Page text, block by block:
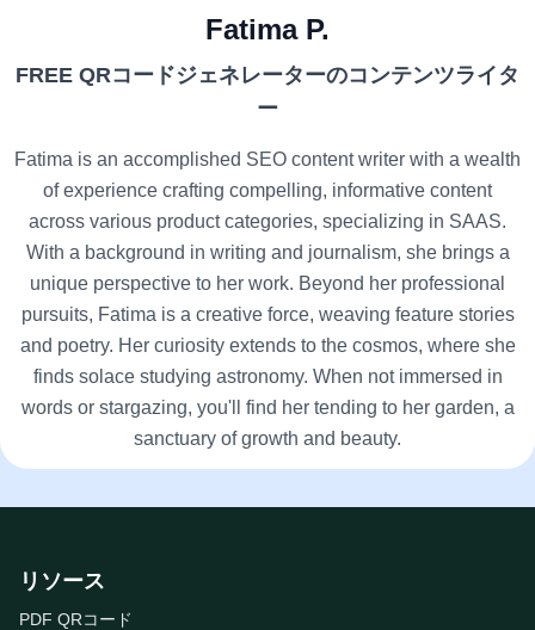
Fatima P.
FREE QRコードジェネレーターのコンテンツライタ
ー
Fatima is an accomplished SEO content writer with a wealth
of experience crafting compelling, informative content
across various product categories, specializing in SAAS.
With a background in writing and journalism, she brings a
unique perspective to her work. Beyond her professional
pursuits, Fatima is a creative force, weaving feature stories
and poetry. Her curiosity extends to the cosmos, where she
finds solace studying astronomy. When not immersed in
words or stargazing, you'll find her tending to her garden, a
sanctuary of growth and beauty.
リソース
PDF QRコード